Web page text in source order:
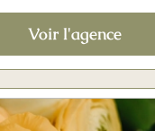
Voir l'agence